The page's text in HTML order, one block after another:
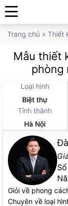
Trang chủ » Thiết
Mẫu thiết
phòng
Loại hình
Biệt thự
Tỉnh thành
Hà Nội
Giỏi về phong
Chuyên về loại